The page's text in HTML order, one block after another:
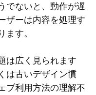
でないと、動作が遅
ザーは内容を処理す
ます。
は広く見られます
は古いデザイン慣
ブ利用方法の理解不